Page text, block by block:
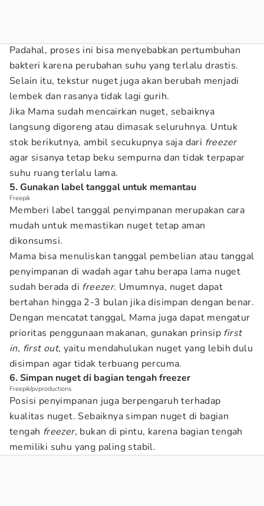
Padahal, proses ini bisa menyebabkan pertumbuhan
bakteri karena perubahan suhu yang terlalu drastis.
Selain itu, tekstur nuget juga akan berubah menjadi
lembek dan rasanya tidak lagi gurih.
Jika Mama sudah mencairkan nuget, sebaiknya
langsung digoreng atau dimasak seluruhnya. Untuk
stok berikutnya, ambil secukupnya saja dari freezer
agar sisanya tetap beku sempurna dan tidak terpapar
suhu ruang terlalu lama.
5. Gunakan label tanggal untuk memantau
Freepik
Memberi label tanggal penyimpanan merupakan cara
mudah untuk memastikan nuget tetap aman
dikonsumsi.
Mama bisa menuliskan tanggal pembelian atau tanggal
penyimpanan di wadah agar tahu berapa lama nuget
sudah berada di freezer. Umumnya, nuget dapat
bertahan hingga 2-3 bulan jika disimpan dengan benar.
Dengan mencatat tanggal, Mama juga dapat mengatur
prioritas penggunaan makanan, gunakan prinsip first
in, first out, yaitu mendahulukan nuget yang lebih dulu
disimpan agar tidak terbuang percuma.
6. Simpan nuget di bagian tengah freezer
Freepik/pvproductions
Posisi penyimpanan juga berpengaruh terhadap
kualitas nuget. Sebaiknya simpan nuget di bagian
tengah freezer, bukan di pintu, karena bagian tengah
memiliki suhu yang paling stabil.